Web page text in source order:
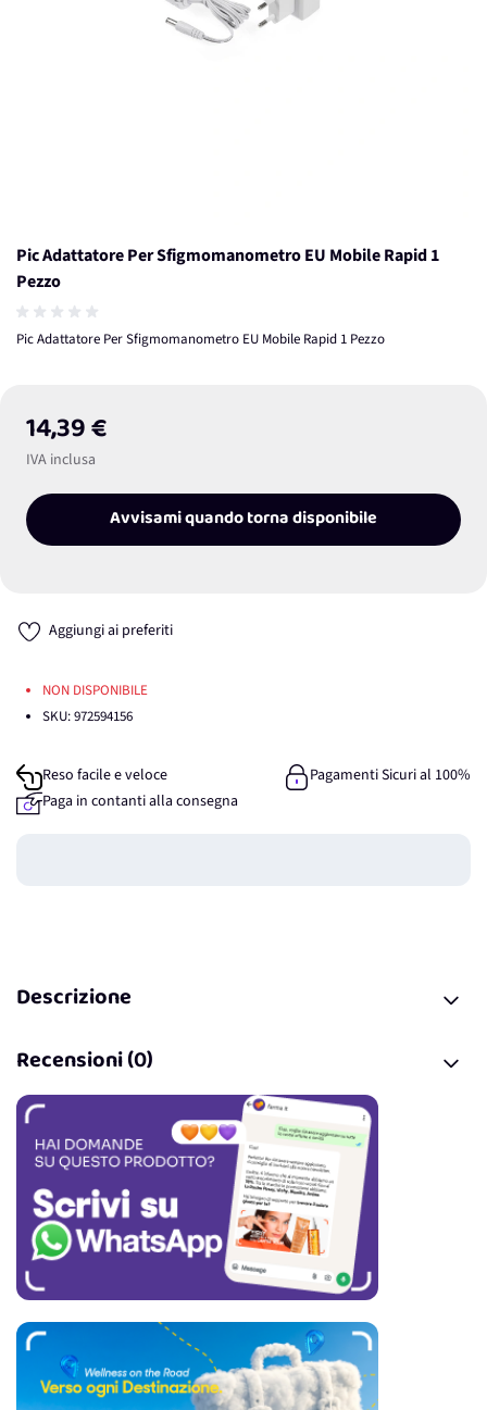
Pic Adattatore Per Sfigmomanometro EU Mobile Rapid 1
Pezzo
Pic Adattatore Per Sfigmomanometro EU Mobile Rapid 1 Pezzo
14,39 €
IVA inclusa
Avvisami quando torna disponibile
Aggiungi ai preferiti
NON DISPONIBILE
SKU:972594156
Reso facile e veloce
Pagamenti Sicuri al 100%
Paga in contanti alla consegna
Descrizione
Recensioni (0)